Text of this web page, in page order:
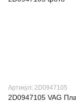
Артикул: 2D0947105
2D0947105 VAG